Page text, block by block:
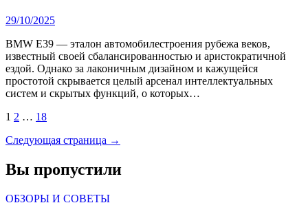
29/10/2025
BMW E39 — эталон автомобилестроения рубежа веков,
известный своей сбалансированностью и аристократичной
ездой. Однако за лаконичным дизайном и кажущейся
простотой скрывается целый арсенал интеллектуальных
систем и скрытых функций, о которых…
Пагинация
записей
1 2 … 18
Следующая страница →
Вы пропустили
ОБЗОРЫ И СОВЕТЫ